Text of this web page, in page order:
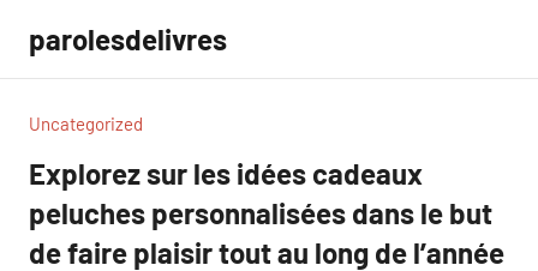
contenu
parolesdelivres
Uncategorized
Explorez sur les idées cadeaux
peluches personnalisées dans le but
de faire plaisir tout au long de l’année